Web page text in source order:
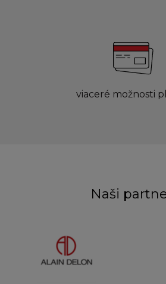
viaceré možnosti
Naši